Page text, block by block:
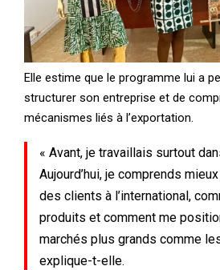
Elle estime que le programme lui a
structurer son entreprise et de
mécanismes liés à l’exportation.
« Avant, je travaillais surtout
Aujourd’hui, je comprends
des clients à l’international,
produits et comment me
marchés plus grands comme
explique-t-elle.